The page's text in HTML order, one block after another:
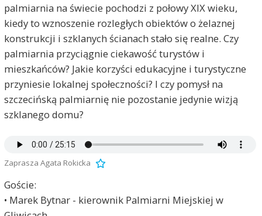
palmiarnia na świecie pochodzi z połowy XIX wieku,
kiedy to wznoszenie rozległych obiektów o żelaznej
konstrukcji i szklanych ścianach stało się realne. Czy
palmiarnia przyciągnie ciekawość turystów i
mieszkańców? Jakie korzyści edukacyjne i turystyczne
przyniesie lokalnej społeczności? I czy pomysł na
szczecińską palmiarnię nie pozostanie jedynie wizją
szklanego domu?
Zaprasza Agata Rokicka
Goście:
• Marek Bytnar - kierownik Palmiarni Miejskiej w